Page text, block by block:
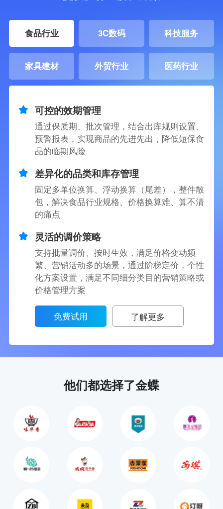
食品行业 3C数码 科技服务
家具建材 外贸行业 医药行业
可控的效期管理
通过保质期、批次管理，结合出库规则设置、
预警报表，实现商品的先进先出，降低短保食
品的临期风险
差异化的品类和库存管理
固定多单位换算、浮动换算（尾差），整件散
包，解决食品行业规格、价格换算难、算不清
的痛点
灵活的调价策略
支持批量调价、按时生效，满足价格变动频
繁、营销活动多的场景，通过阶梯定价，个性
化方案设置，满足不同细分类目的营销策略或
价格管理方案
免费试用 了解更多
他们都选择了金蝶